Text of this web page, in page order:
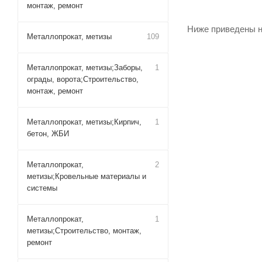
Ниже приведены
монтаж, ремонт
Металлопрокат, метизы 109
Металлопрокат, метизы;Заборы,
ограды, ворота;Строительство,
монтаж, ремонт
1
Металлопрокат, метизы;Кирпич,
бетон, ЖБИ
1
Металлопрокат,
метизы;Кровельные материалы и
системы
2
Металлопрокат,
метизы;Строительство, монтаж,
ремонт
1